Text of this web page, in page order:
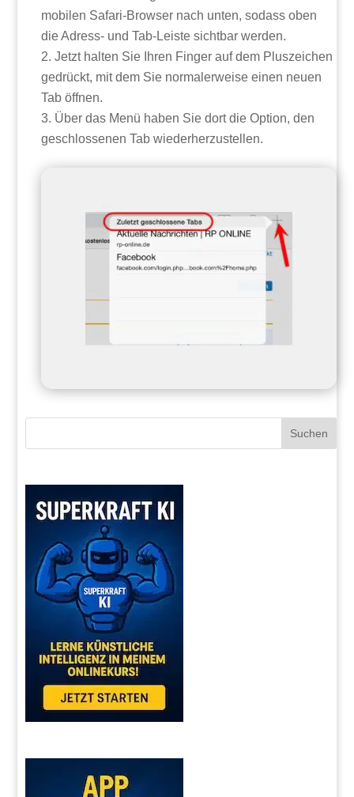
mobilen Safari-Browser nach unten, sodass oben
die Adress- und Tab-Leiste sichtbar werden.
Jetzt halten Sie Ihren Finger auf dem Pluszeichen
gedrückt, mit dem Sie normalerweise einen neuen
Tab öffnen.
Über das Menü haben Sie dort die Option, den
geschlossenen Tab wiederherzustellen.